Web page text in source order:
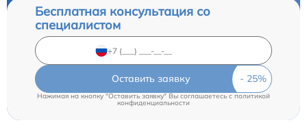
Бесплатная консультация со
специалистом
Оставить заявку
Нажимая на кнопку "Оставить заявку" Вы соглашаетесь c политикой
конфиденциальности